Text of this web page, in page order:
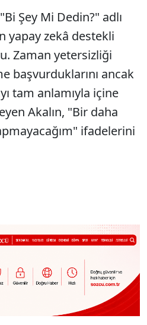
Şey Mi Dedin?" adlı
yapay zekâ destekli
Zaman yetersizliği
başvurduklarını ancak
tam anlamıyla içine
Akalın, "Bir daha
ifadelerini